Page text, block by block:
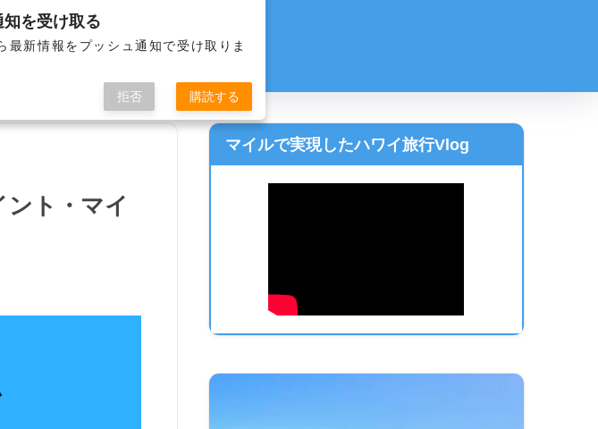
ト・マイ
マイルで実現したハワイ旅行Vlog
を受け取る
最新情報をプッシュ通知で受け取りま
拒否 購読する